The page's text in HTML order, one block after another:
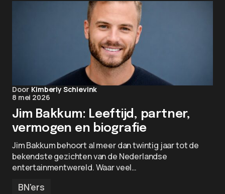
Door Kimberly Schievink
8 mei 2026
Jim Bakkum: Leeftijd, partner,
vermogen en biografie
Jim Bakkum behoort al meer dan twintig jaar tot de
bekendste gezichten van de Nederlandse
entertainmentwereld. Waar veel…
BN'ers